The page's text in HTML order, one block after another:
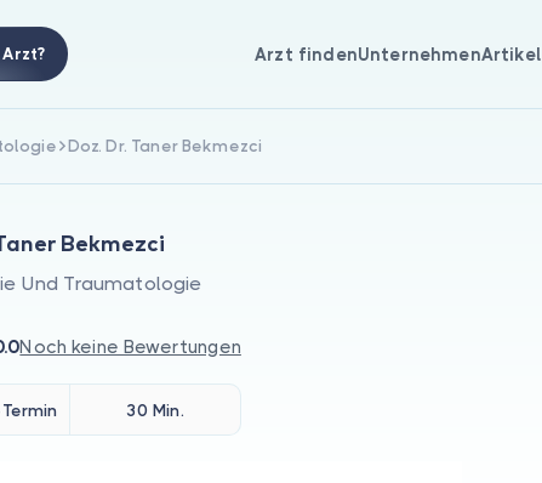
Arzt findenUnternehmenArtikel
Doz. Dr. Taner Bekmezci
Bekmezci
Und Traumatologie
Noch keine Bewertungen
30 Min.